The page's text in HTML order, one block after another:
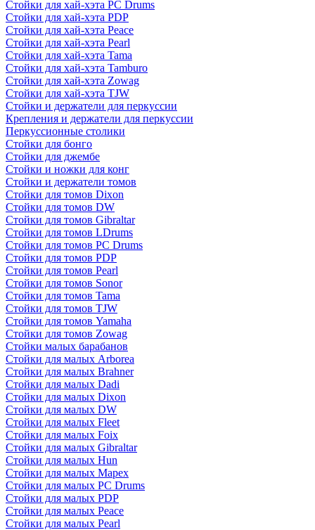
Стойки для хай-хэта PC Drums
Стойки для хай-хэта PDP
Стойки для хай-хэта Peace
Стойки для хай-хэта Pearl
Стойки для хай-хэта Tama
Стойки для хай-хэта Tamburo
Стойки для хай-хэта Zowag
Стойки для хай-хэта TJW
Стойки и держатели для перкуссии
Крепления и держатели для перкуссии
Перкуссионные столики
Стойки для бонго
Стойки для джембе
Стойки и ножки для конг
Стойки и держатели томов
Стойки для томов Dixon
Стойки для томов DW
Стойки для томов Gibraltar
Стойки для томов LDrums
Стойки для томов PC Drums
Стойки для томов PDP
Стойки для томов Pearl
Стойки для томов Sonor
Стойки для томов Tama
Стойки для томов TJW
Стойки для томов Yamaha
Стойки для томов Zowag
Стойки малых барабанов
Стойки для малых Arborea
Стойки для малых Brahner
Стойки для малых Dadi
Стойки для малых Dixon
Стойки для малых DW
Стойки для малых Fleet
Стойки для малых Foix
Стойки для малых Gibraltar
Стойки для малых Hun
Стойки для малых Mapex
Стойки для малых PC Drums
Стойки для малых PDP
Стойки для малых Peace
Стойки для малых Pearl